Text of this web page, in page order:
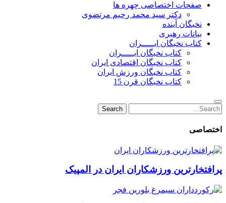
صفحات اختصاصی چهره ها
دکتر سید محمد رحیم مرتضوی
نخبگان آینده
بیانات رهبری
کتاب نخبگان ایـــــران
کتاب نخبگان ایـــــران
کتاب نخبگان اقتصادی ایران
کتاب نخبگان ورزش ایران
کتاب نخبگان قرن 15
Search
for:
Search
اختصاصی
پرافتخارترین ورزشکاران ایران در المپیک